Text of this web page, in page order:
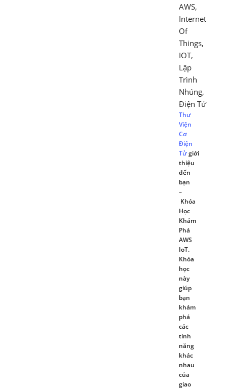
AWS,
Internet
Of
Things,
IOT,
Lập
Trình
Nhúng,
Điện Tử
Thư
Viện
Cơ
Điện
Tửgiới
thiệu
đến
bạn
–
Khóa
Học
Khám
Phá
AWS
IoT.
Khóa
học
này
giúp
bạn
khám
phá
các
tính
năng
khác
nhau
của
giao